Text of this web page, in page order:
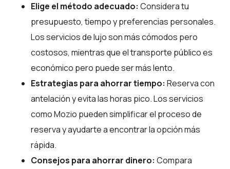
Elige el método adecuado: Considera tu
presupuesto, tiempo y preferencias personales.
Los servicios de lujo son más cómodos pero
costosos, mientras que el transporte público es
económico pero puede ser más lento.
Estrategias para ahorrar tiempo: Reserva con
antelación y evita las horas pico. Los servicios
como Mozio pueden simplificar el proceso de
reserva y ayudarte a encontrar la opción más
rápida.
Consejos para ahorrar dinero: Compara